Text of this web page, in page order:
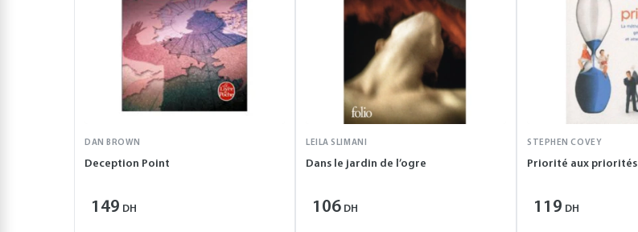
DAN BROWN
Deception Point
149 DH
LEILA SLIMANI
Dans le jardin de l’ogre
106 DH
STEPHEN COVEY
Priorité aux priorités
119 DH